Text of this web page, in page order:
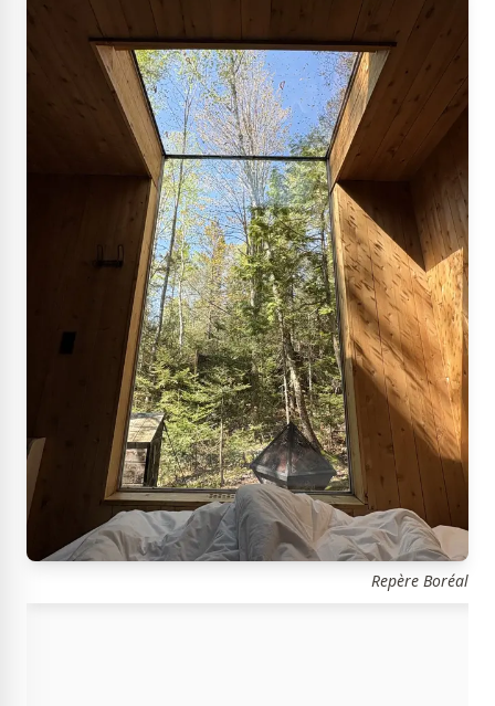
Repère Boréal